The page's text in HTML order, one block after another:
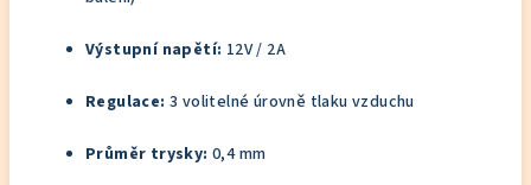
Výstupní napětí: 12V / 2A
Regulace: 3 volitelné úrovně tlaku vzduchu
Průměr trysky: 0,4 mm